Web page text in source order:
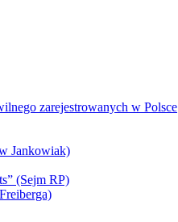
zarejestrowanych w Polsce
Jankowiak)
(Sejm RP)